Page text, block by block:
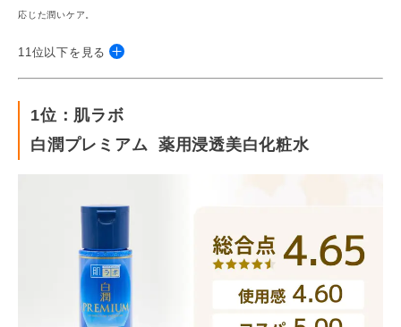
応じた潤いケア。
11位以下を見る
薬用クリアエマルジョ
オルビスユー​​​​ドット
クリームモイスチャラ
▶公式サイトを見る
3,960円／50g
4.29
1位：肌ラボ
白潤プレミアム 薬用浸透美白化粧水